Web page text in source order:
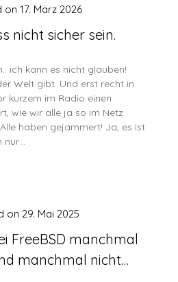
nicht sicher sein.
on 17. März 2026
ich kann es nicht glauben!
Welt gibt. Und erst recht in
kurzem im Radio einen
wie wir alle ja so im Netz
haben gejammert! Ja, es ist
nur…
FreeBSD manchmal
manchmal nicht…
on 29. Mai 2025